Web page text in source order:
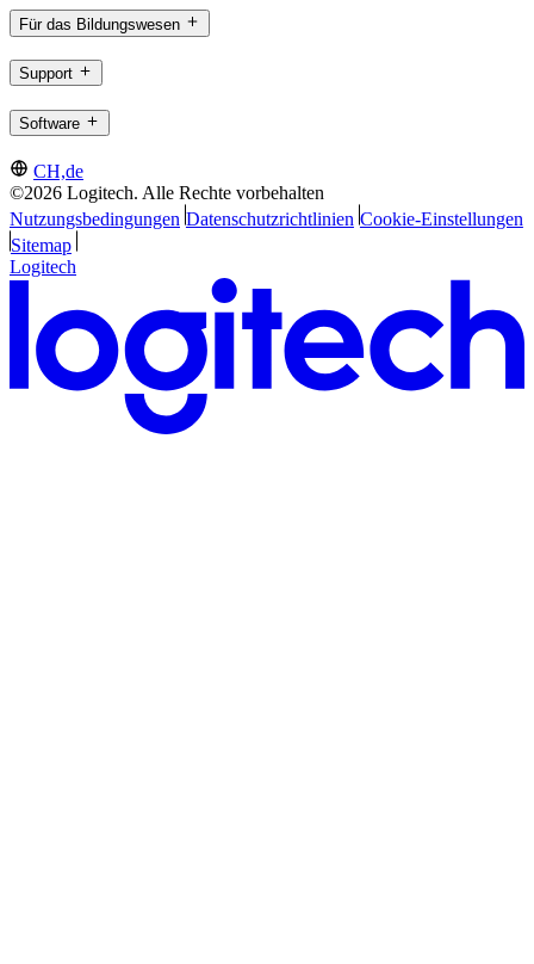
Für das Bildungswesen
Support
Software
CH,de
©2026 Logitech. Alle Rechte vorbehalten
Nutzungsbedingungen Datenschutzrichtlinien Cookie-Einstellungen
Sitemap
Logitech